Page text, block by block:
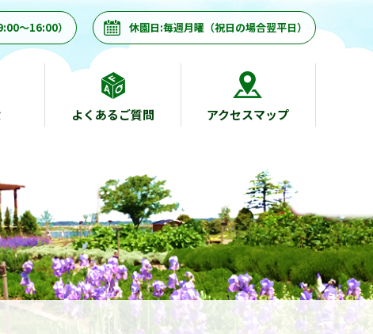
～16:00） 休園日:毎週月曜（祝日の場合翌平日）
よくあるご質問 アクセスマップ